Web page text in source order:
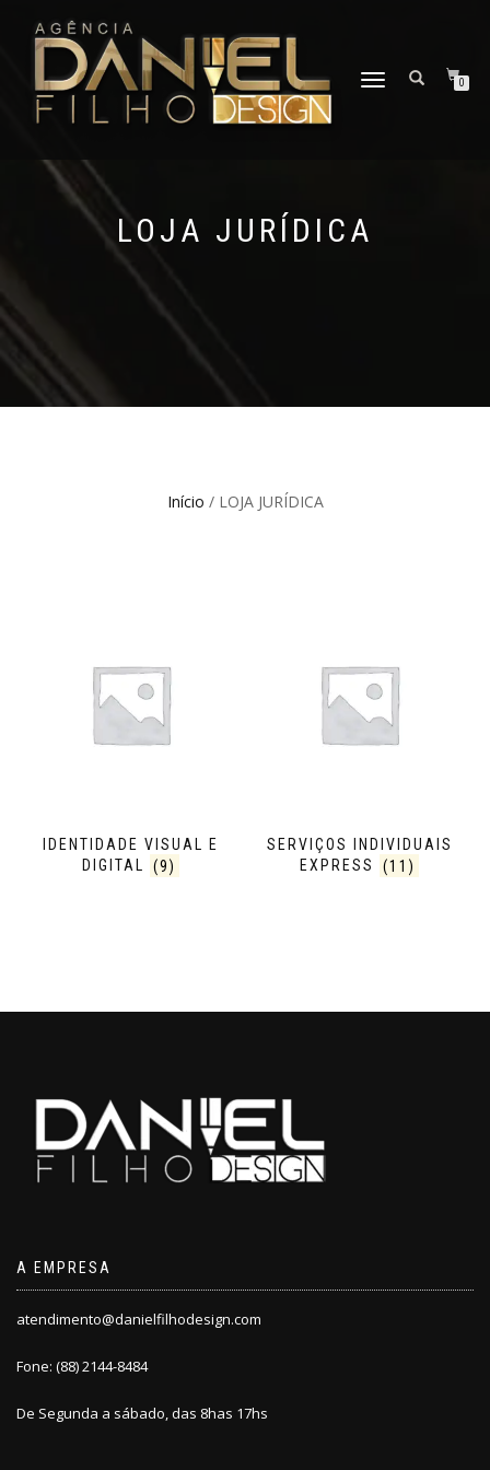
ALTERNAR
0
LOJA JURÍDICA
Início / LOJA JURÍDICA
IDENTIDADE VISUAL E
DIGITAL
(9)
SERVIÇOS INDIVIDUAIS
EXPRESS
(11)
A EMPRESA
atendimento@danielfilhodesign.com
Fone: (88) 2144-8484
De Segunda a sábado, das 8has 17hs